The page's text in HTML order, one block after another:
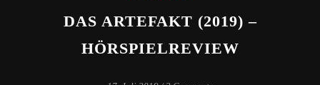
DAS ARTEFAKT (2019) –
HÖRSPIELREVIEW